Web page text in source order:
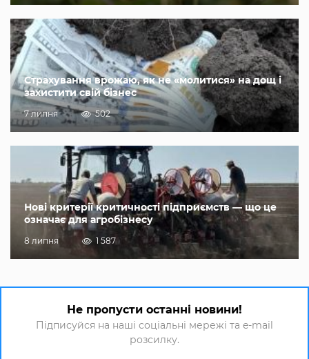
Страхування врожаю, як не «молитися» на дощ і
захистити свій бізнес
7 липня 502
Нові критерії критичності підприємств — що це
означає для агробізнесу
8 липня 1 587
Не пропусти останні новини!
Підписуйся на наші соціальні мережі та e-mail
розсилку.